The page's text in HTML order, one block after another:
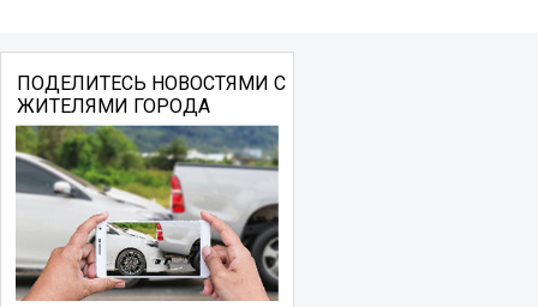
ПОДЕЛИТЕСЬ НОВОСТЯМИ С
ЖИТЕЛЯМИ ГОРОДА